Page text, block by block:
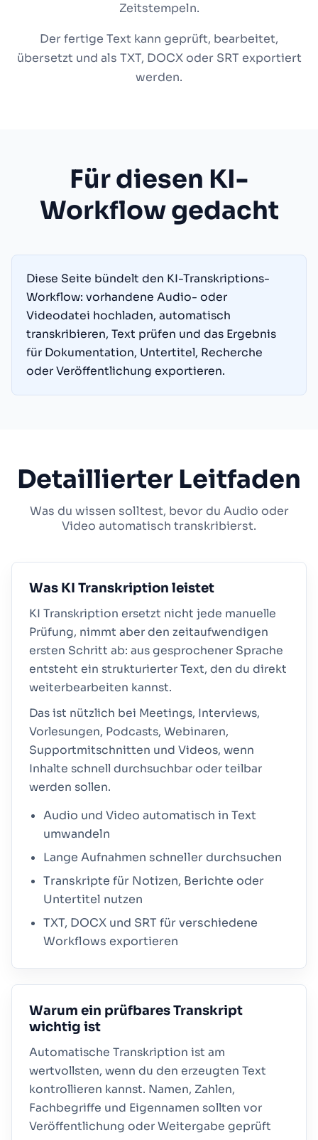
Zeitstempeln.
Der fertige Text kann geprüft, bearbeitet,
übersetzt und als TXT, DOCX oder SRT exportiert
werden.
Für diesen KI-
Workflow gedacht
Diese Seite bündelt den KI-Transkriptions-
Workflow: vorhandene Audio- oder
Videodatei hochladen, automatisch
transkribieren, Text prüfen und das Ergebnis
für Dokumentation, Untertitel, Recherche
oder Veröffentlichung exportieren.
Detaillierter Leitfaden
Was du wissen solltest, bevor du Audio oder
Video automatisch transkribierst.
Was KI Transkription leistet
KI Transkription ersetzt nicht jede manuelle
Prüfung, nimmt aber den zeitaufwendigen
ersten Schritt ab: aus gesprochener Sprache
entsteht ein strukturierter Text, den du direkt
weiterbearbeiten kannst.
Das ist nützlich bei Meetings, Interviews,
Vorlesungen, Podcasts, Webinaren,
Supportmitschnitten und Videos, wenn
Inhalte schnell durchsuchbar oder teilbar
werden sollen.
Audio und Video automatisch in Text
umwandeln
Lange Aufnahmen schneller durchsuchen
Transkripte für Notizen, Berichte oder
Untertitel nutzen
TXT, DOCX und SRT für verschiedene
Workflows exportieren
Warum ein prüfbares Transkript
wichtig ist
Automatische Transkription ist am
wertvollsten, wenn du den erzeugten Text
kontrollieren kannst. Namen, Zahlen,
Fachbegriffe und Eigennamen sollten vor
Veröffentlichung oder Weitergabe geprüft